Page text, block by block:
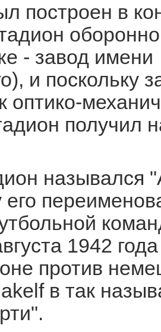
построен в
- завод имени
и поскольку
оптико-
получил
назывался
его
1942
против
в так